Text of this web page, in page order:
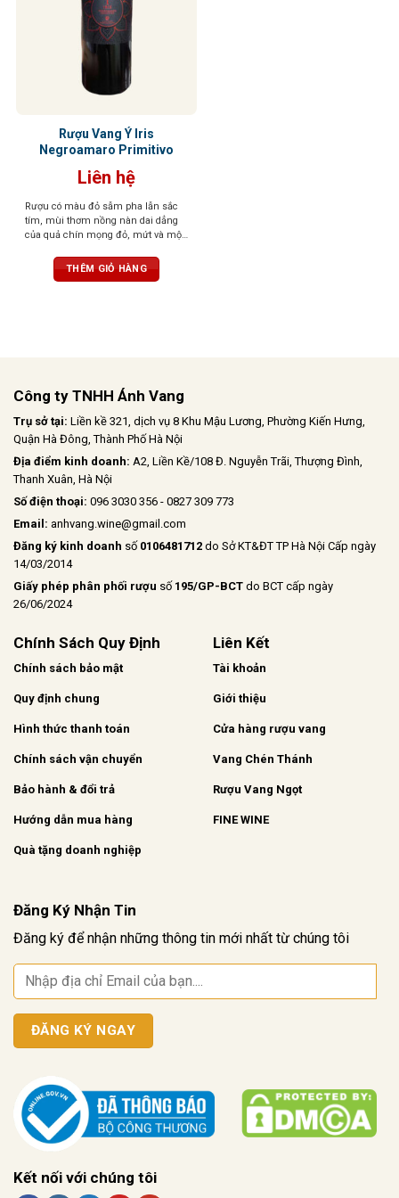
Rượu Vang Ý Iris
Negroamaro Primitivo
Liên hệ
Rượu có màu đỏ sẫm pha lẫn sắc
tím, mùi thơm nồng nàn dai dẳng
của quả chín mọng đỏ, mứt và một
rượu tròn đầy, tannin mạnh mẽ,
cân bằng tuyệt vời
THÊM GIỎ HÀNG
Công ty TNHH Ánh Vang
Trụ sở tại: Liền kề 321, dịch vụ 8 Khu Mậu Lương, Phường Kiến Hưng,
Quận Hà Đông, Thành Phố Hà Nội
Địa điểm kinh doanh: A2, Liền Kề/108 Đ. Nguyễn Trãi, Thượng Đình,
Thanh Xuân, Hà Nội
Số điện thoại: 096 3030 356 - 0827 309 773
Email: anhvang.wine@gmail.com
Đăng ký kinh doanh số 0106481712 do Sở KT&ĐT TP Hà Nội Cấp ngày
14/03/2014
Giấy phép phân phối rượu số 195/GP-BCT do BCT cấp ngày
26/06/2024
Chính Sách Quy Định
Chính sách bảo mật
Quy định chung
Hình thức thanh toán
Chính sách vận chuyển
Bảo hành & đổi trả
Hướng dẫn mua hàng
Quà tặng doanh nghiệp
Liên Kết
Tài khoản
Giới thiệu
Cửa hàng rượu vang
Vang Chén Thánh
Rượu Vang Ngọt
FINE WINE
Đăng Ký Nhận Tin
Đăng ký để nhận những thông tin mới nhất từ chúng tôi
Kết nối với chúng tôi